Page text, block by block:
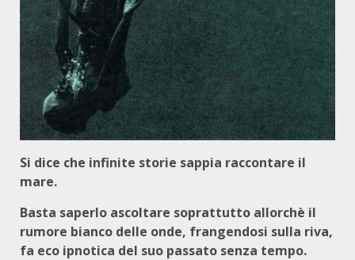
Si dice che infinite storie sappia raccontare il
mare.
Basta saperlo ascoltare soprattutto allorchè il
rumore bianco delle onde, frangendosi sulla riva,
fa eco ipnotica del suo passato senza tempo.